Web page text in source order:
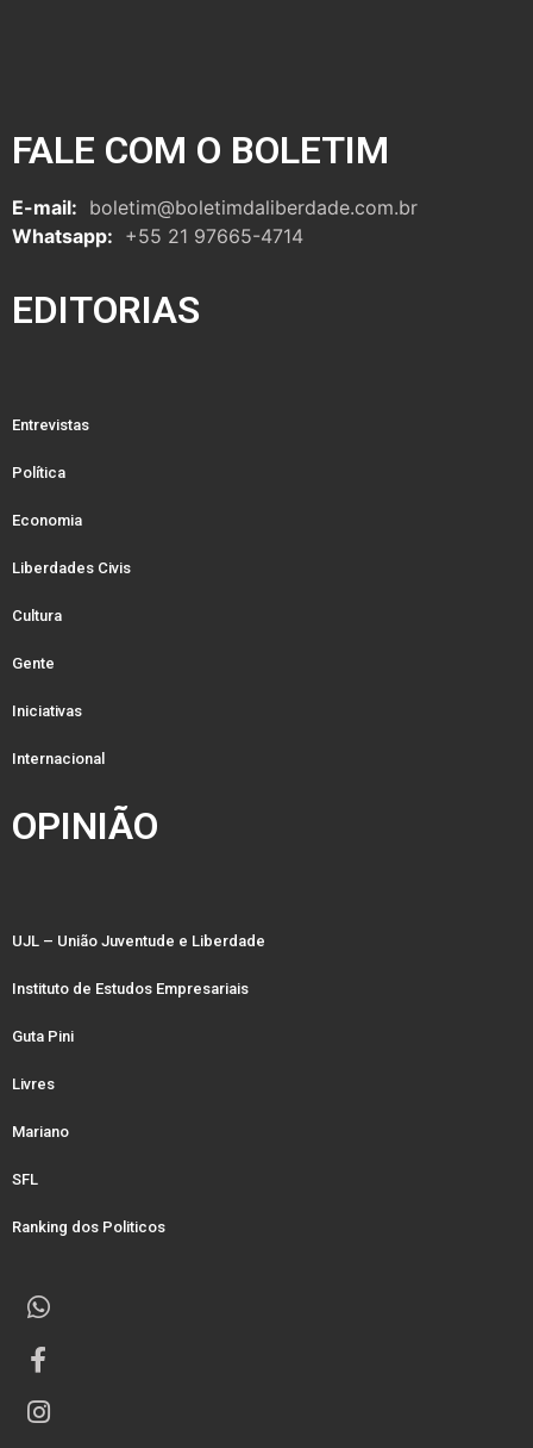
FALE COM O BOLETIM
E-mail: boletim@boletimdaliberdade.com.br
Whatsapp: +55 21 97665-4714
EDITORIAS
Entrevistas
Política
Economia
Liberdades Civis
Cultura
Gente
Iniciativas
Internacional
OPINIÃO
UJL – União Juventude e Liberdade
Instituto de Estudos Empresariais
Guta Pini
Livres
Mariano
SFL
Ranking dos Politicos